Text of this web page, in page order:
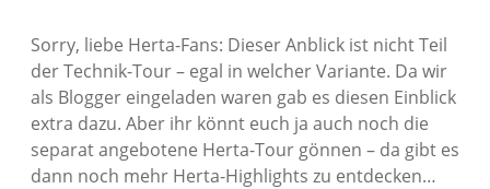
Sorry, liebe Herta-Fans: Dieser Anblick ist nicht Teil
der Technik-Tour – egal in welcher Variante. Da wir
als Blogger eingeladen waren gab es diesen Einblick
extra dazu. Aber ihr könnt euch ja auch noch die
separat angebotene Herta-Tour gönnen – da gibt es
dann noch mehr Herta-Highlights zu entdecken…